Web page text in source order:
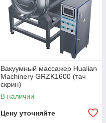
Вакуумный массажер Hualian
Machinery GRZK1600 (тач
скрин)
В наличии
Цену уточняйте